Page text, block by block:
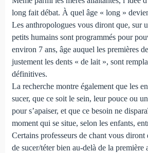
long fait débat. À quel âge « long »
Les anthropologues vous diront que, sur
petits humains sont programmés pour
environ 7 ans, âge auquel les premières
justement les dents « de lait », sont
définitives.
La recherche montre également que les
sucer, que ce soit le sein, leur pouce ou
pour s’apaiser, et que ce besoin ne
moment qui se situe, selon les enfants,
Certains professeurs de chant vous diront
de sucer/téter bien au-delà de la première